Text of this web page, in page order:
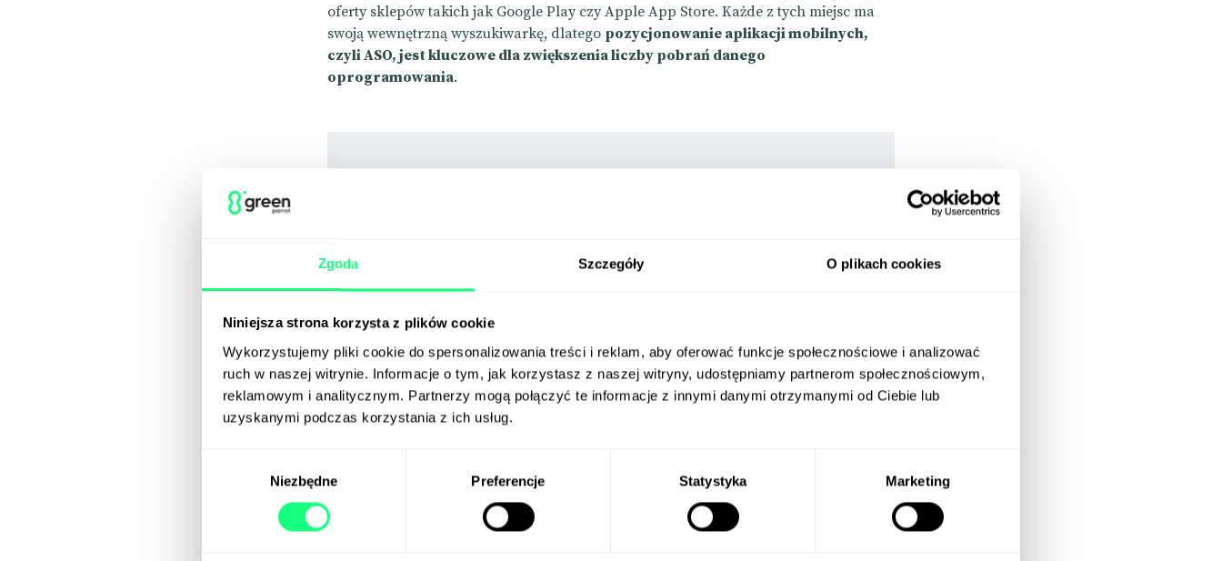
Zgoda Szczegóły O plikach cookies
Niniejsza strona korzysta z plików cookie
Wykorzystujemy pliki cookie do spersonalizowania treści i reklam, aby oferować funkcje społecznościowe i analizować
ruch w naszej witrynie. Informacje o tym, jak korzystasz z naszej witryny, udostępniamy partnerom społecznościowym,
reklamowym i analitycznym. Partnerzy mogą połączyć te informacje z innymi danymi otrzymanymi od Ciebie lub
uzyskanymi podczas korzystania z ich usług.
Niezbędne Preferencje Statystyka Marketing
oferty sklepów takich jak Google Play czy Apple App Store. Każde z tych miejsc ma
swoją wewnętrzną wyszukiwarkę, dlatego pozycjonowanie aplikacji mobilnych,
czyli ASO, jest kluczowe dla zwiększenia liczby pobrań danego
oprogramowania.
Zapisz się na
GreenLetter
Administratora – Evergreen Group Sp. Z o.o. sp. K. z siedzibą w Warszawie
(02-797) przy ul. Franciszka Klimczaka 17/80 w celu informacyjnym i
marketingowym, opisanym w
. Strona jest chroniona